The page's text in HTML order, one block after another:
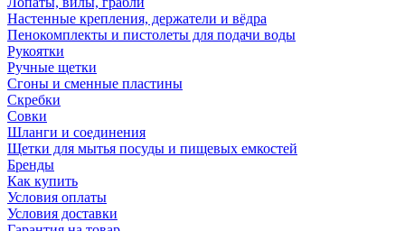
Настенные крепления, держатели и вёдра
Пенокомплекты и пистолеты для подачи воды
Рукоятки
Ручные щетки
Сгоны и сменные пластины
Скребки
Совки
Шланги и соединения
Щетки для мытья посуды и пищевых емкостей
Бренды
Как купить
Условия оплаты
Условия доставки